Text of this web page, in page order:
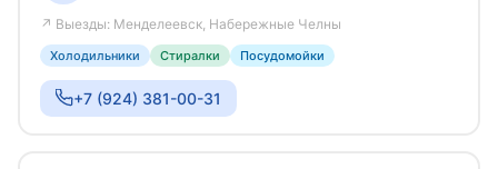
↗ Выезды: Менделеевск, Набережные Челны
Холодильники Стиралки Посудомойки
+7 (924) 381-00-31